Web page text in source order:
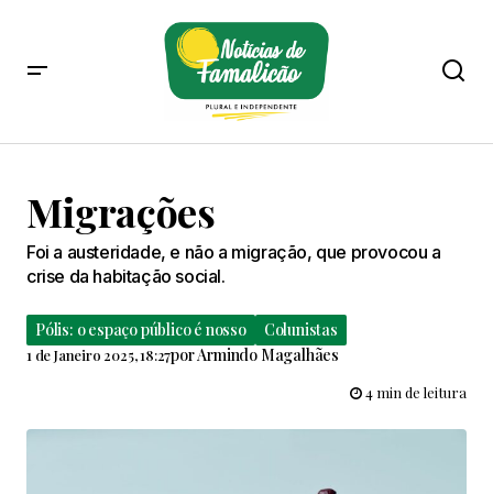
Migrações
Foi a austeridade, e não a migração, que provocou a
crise da habitação social.
Pólis: o espaço público é nosso Colunistas
1 de Janeiro 2025, 18:27porArmindo Magalhães
4 min de leitura